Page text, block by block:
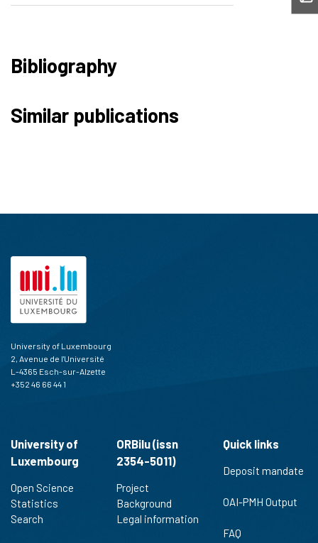
Bibliography
Similar publications
University of Luxembourg
2, Avenue de l'Université
L-4365 Esch-sur-Alzette
+352 46 66 44 1
University of
Luxembourg
Open Science
Statistics
Search
ORBilu (issn
2354-5011)
Project
Background
Legal information
Quick links
Deposit mandate
OAI-PMH Output
FAQ